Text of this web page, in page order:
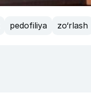
pedofiliya zo‘rlash